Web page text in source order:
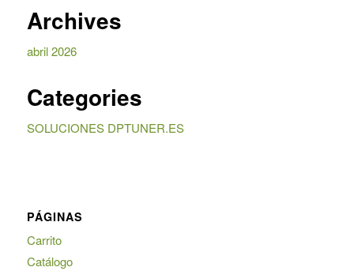
Archives
abril 2026
Categories
SOLUCIONES DPTUNER.ES
PÁGINAS
Carrito
Catálogo